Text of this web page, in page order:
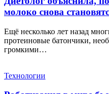
молоко снова
Ещё несколько лет назад
протеиновые батончики,
громкими…
Технологии